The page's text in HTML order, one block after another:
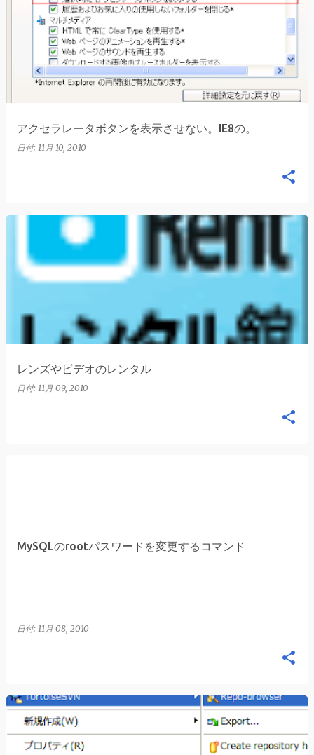
アクセラレータボタンを表示させない。IE8の。
日付: 11月 10, 2010
レンズやビデオのレンタル
日付: 11月 09, 2010
MySQLのrootパスワードを変更するコマンド
日付: 11月 08, 2010